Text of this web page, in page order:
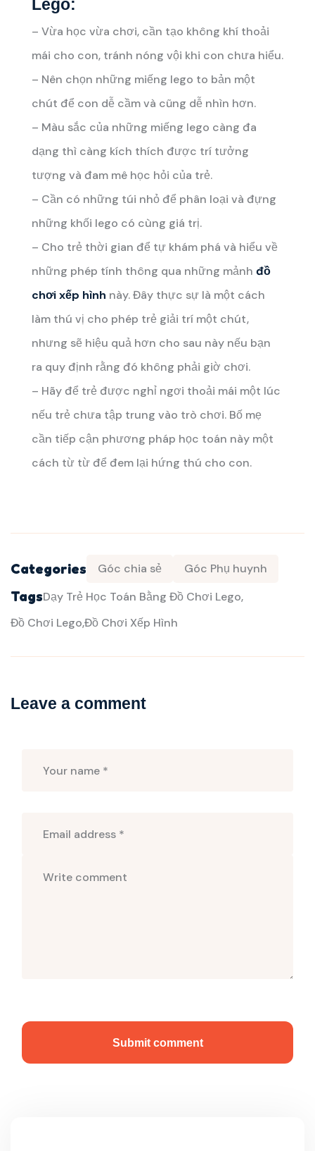
Lego:
– Vừa học vừa chơi, cần tạo không khí thoải
mái cho con, tránh nóng vội khi con chưa hiểu.
– Nên chọn những miếng lego to bản một
chút để con dễ cầm và cũng dễ nhìn hơn.
– Màu sắc của những miếng lego càng đa
dạng thì càng kích thích được trí tưởng
tượng và đam mê học hỏi của trẻ.
– Cần có những túi nhỏ để phân loại và đựng
những khối lego có cùng giá trị.
– Cho trẻ thời gian để tự khám phá và hiểu về
những phép tính thông qua những mảnh đồ
chơi xếp hình này. Đây thực sự là một cách
làm thú vị cho phép trẻ giải trí một chút,
nhưng sẽ hiệu quả hơn cho sau này nếu bạn
ra quy định rằng đó không phải giờ chơi.
– Hãy để trẻ được nghỉ ngơi thoải mái một lúc
nếu trẻ chưa tập trung vào trò chơi. Bố mẹ
cần tiếp cận phương pháp học toán này một
cách từ từ để đem lại hứng thú cho con.
Categories Góc chia sẻ Góc Phụ huynh
TagsDạy Trẻ Học Toán Bằng Đồ Chơi Lego
Đồ Chơi LegoĐồ Chơi Xếp Hình
Leave a comment
Submit comment